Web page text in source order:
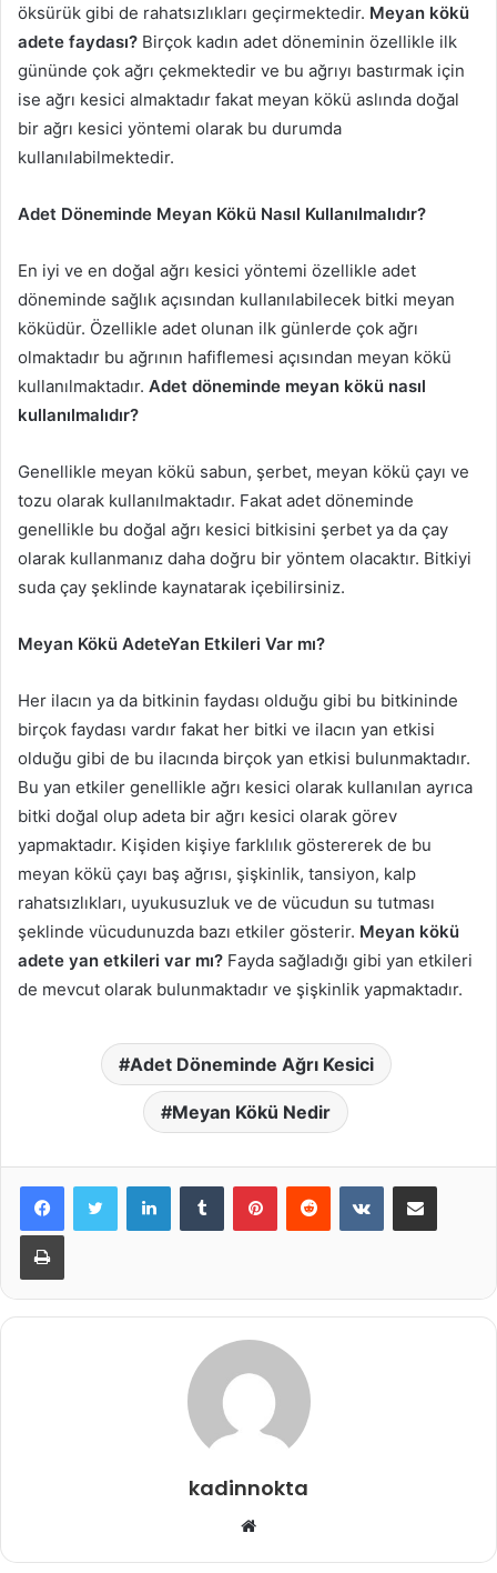
öksürük gibi de rahatsızlıkları geçirmektedir. Meyan kökü
adete faydası? Birçok kadın adet döneminin özellikle ilk
gününde çok ağrı çekmektedir ve bu ağrıyı bastırmak için
ise ağrı kesici almaktadır fakat meyan kökü aslında doğal
bir ağrı kesici yöntemi olarak bu durumda
kullanılabilmektedir.
Adet Döneminde Meyan Kökü Nasıl Kullanılmalıdır?
En iyi ve en doğal ağrı kesici yöntemi özellikle adet
döneminde sağlık açısından kullanılabilecek bitki meyan
köküdür. Özellikle adet olunan ilk günlerde çok ağrı
olmaktadır bu ağrının hafiflemesi açısından meyan kökü
kullanılmaktadır. Adet döneminde meyan kökü nasıl
kullanılmalıdır?
Genellikle meyan kökü sabun, şerbet, meyan kökü çayı ve
tozu olarak kullanılmaktadır. Fakat adet döneminde
genellikle bu doğal ağrı kesici bitkisini şerbet ya da çay
olarak kullanmanız daha doğru bir yöntem olacaktır. Bitkiyi
suda çay şeklinde kaynatarak içebilirsiniz.
Meyan Kökü AdeteYan Etkileri Var mı?
Her ilacın ya da bitkinin faydası olduğu gibi bu bitkininde
birçok faydası vardır fakat her bitki ve ilacın yan etkisi
olduğu gibi de bu ilacında birçok yan etkisi bulunmaktadır.
Bu yan etkiler genellikle ağrı kesici olarak kullanılan ayrıca
bitki doğal olup adeta bir ağrı kesici olarak görev
yapmaktadır. Kişiden kişiye farklılık göstererek de bu
meyan kökü çayı baş ağrısı, şişkinlik, tansiyon, kalp
rahatsızlıkları, uyukusuzluk ve de vücudun su tutması
şeklinde vücudunuzda bazı etkiler gösterir. Meyan kökü
adete yan etkileri var mı? Fayda sağladığı gibi yan etkileri
de mevcut olarak bulunmaktadır ve şişkinlik yapmaktadır.
Adet Döneminde Ağrı Kesici
Meyan Kökü Nedir
LinkedInTumblr PinterestReddit VKontakteE-Posta ile paylaş
Yazdır
kadinnokta
Web